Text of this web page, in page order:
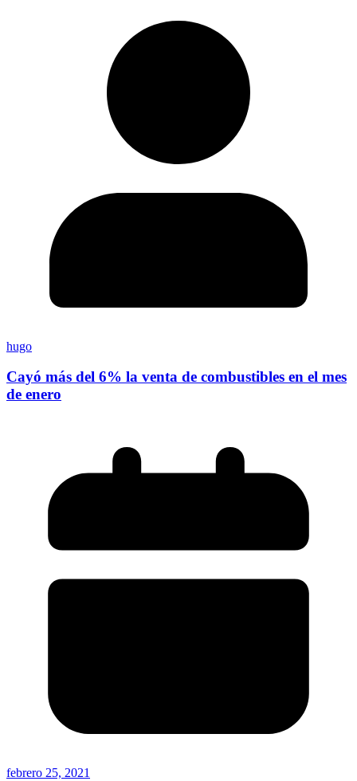
hugo
Cayó más del 6% la venta de combustibles en el mes
de enero
febrero 25, 2021